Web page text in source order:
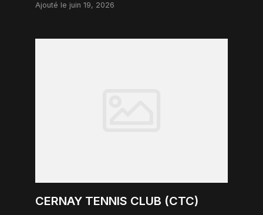
Ajouté le juin 19, 2026
CERNAY TENNIS CLUB (CTC)